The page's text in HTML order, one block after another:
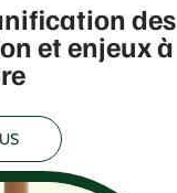
des
et enjeux à